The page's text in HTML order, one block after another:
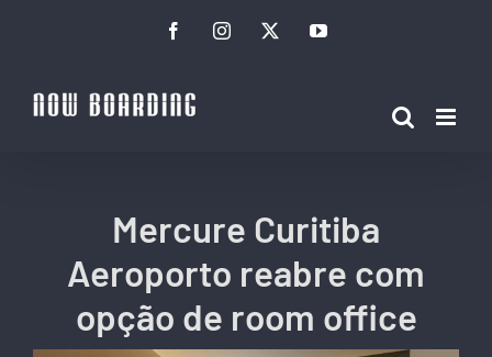
conteúdo
FacebookInstagramTwitterYouTube
Mercure Curitiba
Aeroporto reabre com
opção de room office